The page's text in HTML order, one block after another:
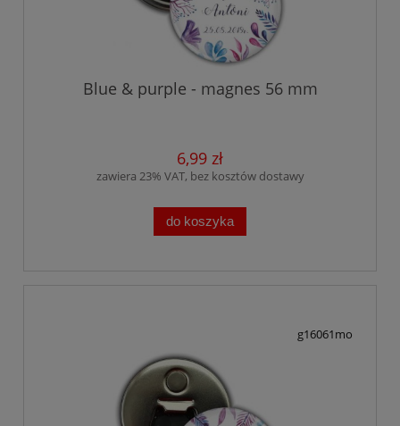
Blue & purple - magnes 56 mm
6,99 zł
zawiera 23% VAT, bez kosztów dostawy
do koszyka
g16061mo